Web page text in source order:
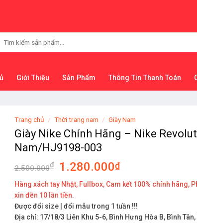
Tìm
Giới Thiệu Sản Phẩm Thông Tin Thanh Toán
Trang chủ / Thời trang nam / Giày Nam
Giày Nike Chính Hãng – Nike
Nam/HJ9198-003
2.500.000₫ 1.280.000₫
Hàng xách tay Nhật, Fullbox, Cam kết 100% chính hãng,
xin đền 10 lần tiền.
Được đổi size | đổi mẫu trong 1 tuần !!!
Địa chỉ: 17/18/3 Liên Khu 5-6, Bình Hưng Hòa B, Bình Tân,